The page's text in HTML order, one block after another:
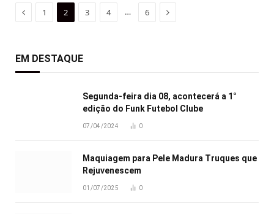
Previous
1 2 3 4 … 6 Next
EM DESTAQUE
Segunda-feira dia 08, acontecerá a 1°
edição do Funk Futebol Clube
07/04/2024 0
Maquiagem para Pele Madura Truques que
Rejuvenescem
01/07/2025 0